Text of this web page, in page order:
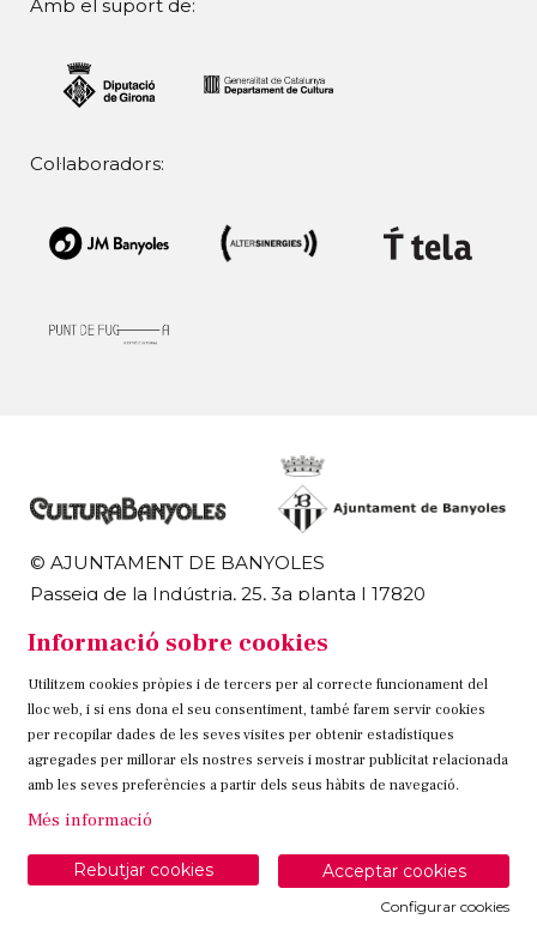
Amb el suport de:
Col·laboradors:
© AJUNTAMENT DE BANYOLES
Passeig de la Indústria, 25, 3a planta | 17820
972 58 18 48 | 972 57 00 50
Sitemap Avís Legal Ús de Cookies Contacteu
Link a instagram
Link a twitter
Link a facebook
Informació sobre cookies
Utilitzem cookies pròpies i de tercers per al correcte funcionament del
lloc web, i si ens dona el seu consentiment, també farem servir cookies
per recopilar dades de les seves visites per obtenir estadístiques
agregades per millorar els nostres serveis i mostrar publicitat relacionada
amb les seves preferències a partir dels seus hàbits de navegació.
Més informació
Acceptar cookies
Rebutjar cookies
Configurar cookies